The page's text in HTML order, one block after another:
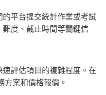
的平台提交統計作業或考試
度、截止時間等關鍵信
速評估項目的複雜程度。在
方案和價格報價。